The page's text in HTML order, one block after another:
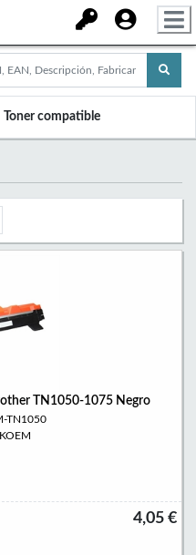
Toner compatible
TN1050-1075 Negro
TN1050
4,05 €